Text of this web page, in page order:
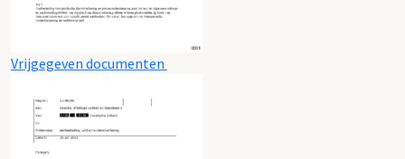
Vrijgegeven documenten